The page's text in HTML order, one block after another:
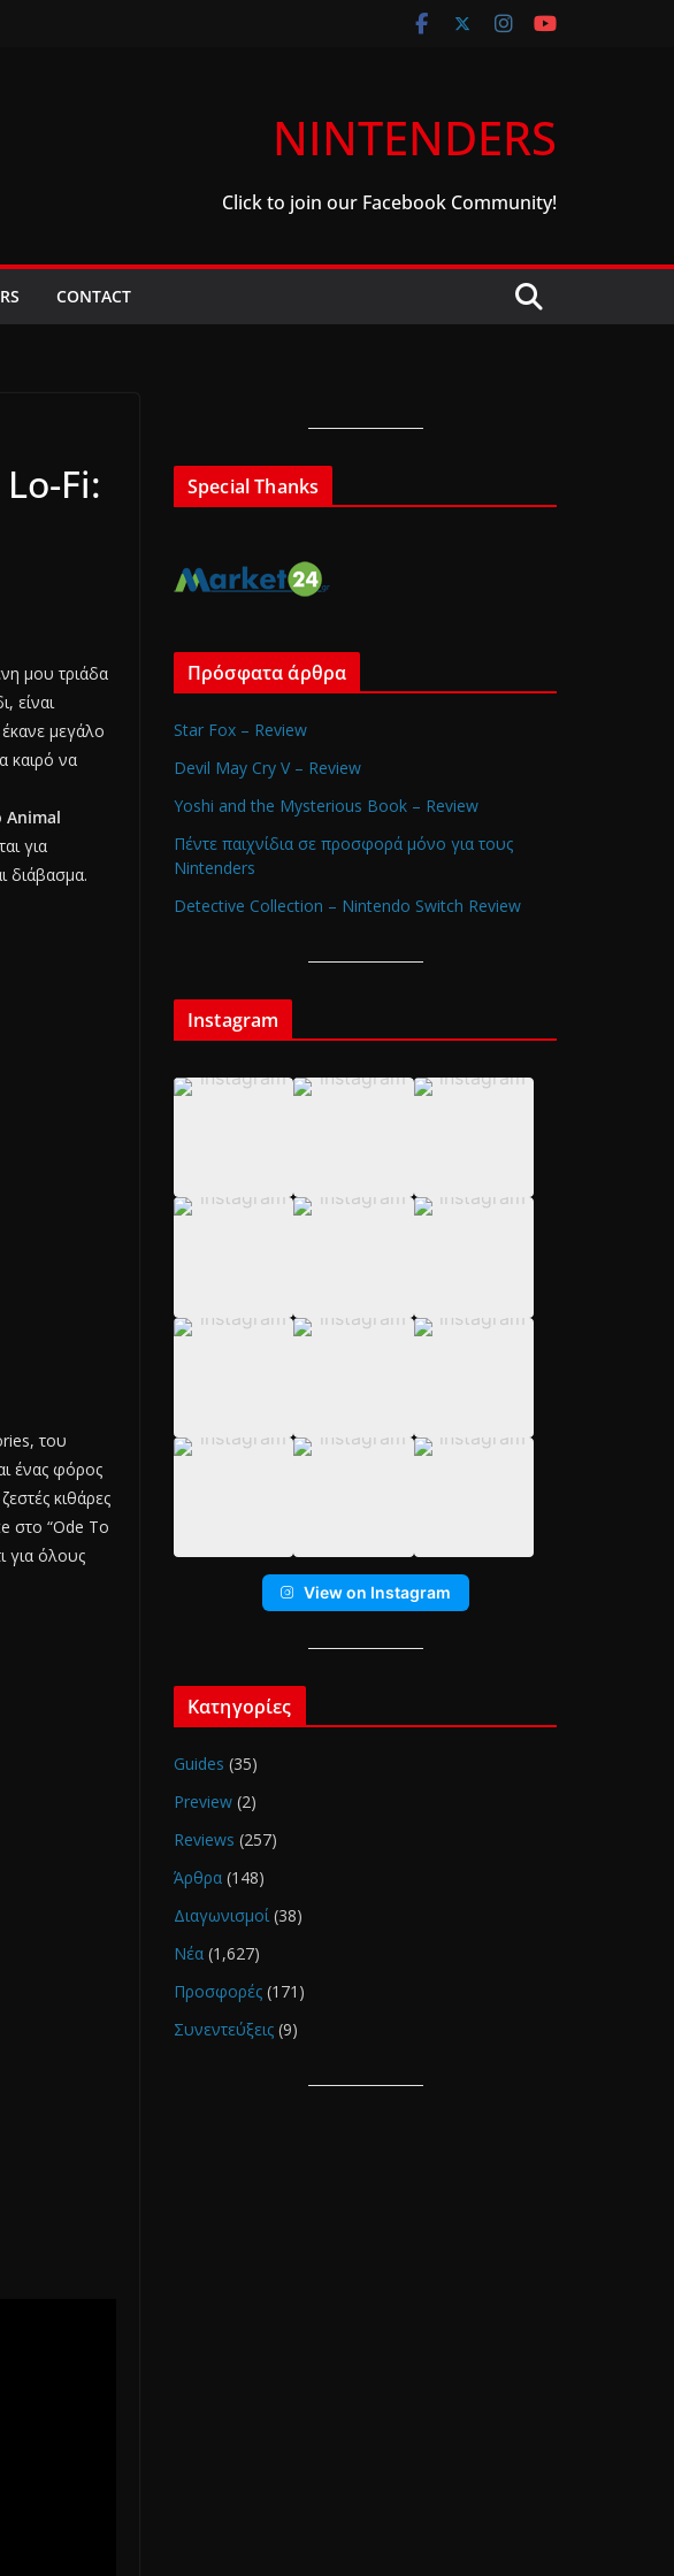
NINTENDERS
Click to join our Facebook Community!
CONTACT
Fi:
μου τριάδα
είναι
έκανε μεγάλο
καιρό να
Animal
για
διάβασμα.
του
ένας φόρος
κιθάρες
στο “Ode To
για όλους
Special Thanks
Πρόσφατα άρθρα
Star Fox – Review
Devil May Cry V – Review
Yoshi and the Mysterious Book – Review
Πέντε παιχνίδια σε προσφορά μόνο για τους
Nintenders
Detective Collection – Nintendo Switch Review
Instagram
View on Instagram
Κατηγορίες
Guides (35)
Preview (2)
Reviews (257)
Άρθρα (148)
Διαγωνισμοί(38)
Νέα (1,627)
Προσφορές (171)
Συνεντεύξεις (9)